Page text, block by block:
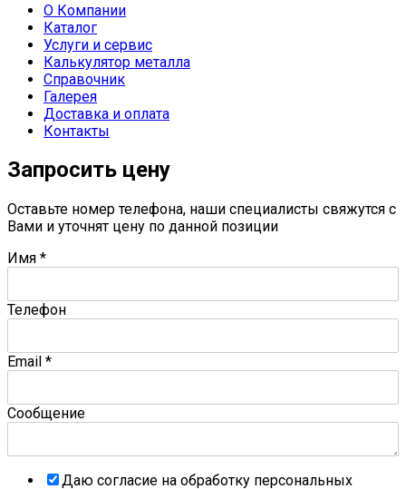
О Компании
Каталог
Услуги и сервис
Калькулятор металла
Справочник
Галерея
Доставка и оплата
Контакты
Запросить цену
Оставьте номер телефона, наши специалисты свяжутся с
Вами и уточнят цену по данной позиции
Имя *
Телефон
Email *
Сообщение
Даю согласие на обработку персональных